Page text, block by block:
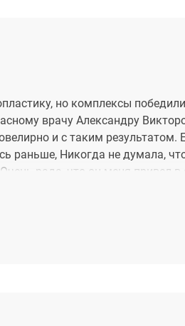
но комплексы
врачу Александру
и с таким результатом.
раньше, Никогда не думала,
рада, что он меня привел
таких профессионалов,
нет ни одного